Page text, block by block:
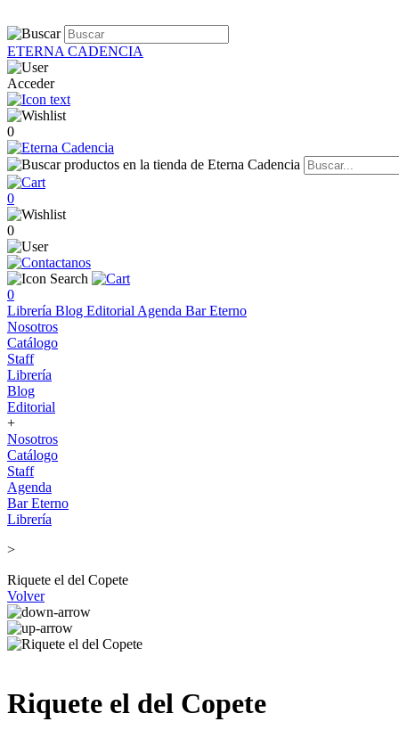
ETERNA CADENCIA
Acceder
0
0
0
0
Librería Blog Editorial Agenda Bar Eterno
Nosotros
Catálogo
Staff
Librería
Blog
Editorial
+
Nosotros
Catálogo
Staff
Agenda
Bar Eterno
Librería
>
Riquete el del Copete
Volver
Riquete el del Copete